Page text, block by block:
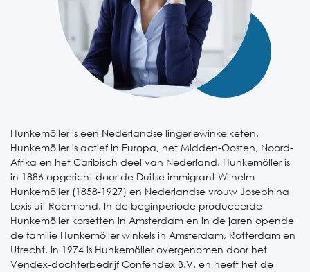
Hunkemöller is een Nederlandse lingeriewinkelketen.
Hunkemöller is actief in Europa, het Midden-Oosten, Noord-
Afrika en het Caribisch deel van Nederland. Hunkemöller is
in 1886 opgericht door de Duitse immigrant Wilhelm
Hunkemöller (1858-1927) en Nederlandse vrouw Josephina
Lexis uit Roermond. In de beginperiode produceerde
Hunkemöller korsetten in Amsterdam en in de jaren opende
de familie Hunkemöller winkels in Amsterdam, Rotterdam en
Utrecht. In 1974 is Hunkemöller overgenomen door het
Vendex-dochterbedrijf Confendex B.V. en heeft het de